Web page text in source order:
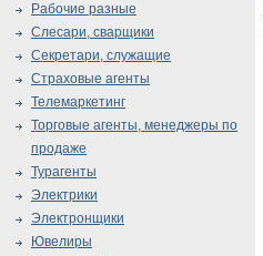
Рабочие разные
Слесари, сварщики
Секретари, служащие
Страховые агенты
Телемаркетинг
Торговые агенты, менеджеры по
продаже
Турагенты
Электрики
Электронщики
Ювелиры